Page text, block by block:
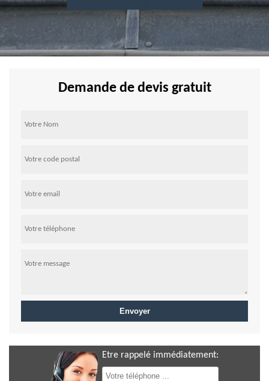
Demande de devis gratuit
Etre rappelé immédiatement: